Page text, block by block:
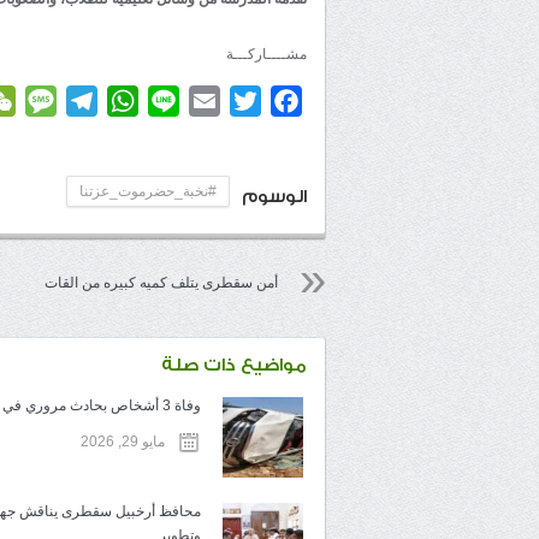
مشــــاركـــة
Facebook
Twitter
Email
Line
WhatsApp
الوسوم #نخبة_حضرموت_عزتنا
أمن سقطرى يتلف كميه كبيره من القات
مواضيع ذات صلة
وفاة 3 أشخاص بحادث مروري في سقطرى
مايو 29, 2026
محافظ أرخبيل سقطرى يناقش